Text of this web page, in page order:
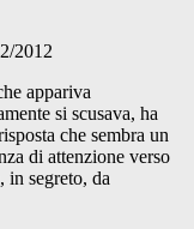
2012
appariva
si scusava, ha
che sembra un
di attenzione verso
in segreto, da